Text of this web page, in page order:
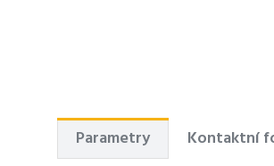
Parametry
Kontaktní